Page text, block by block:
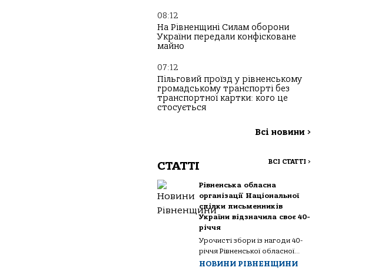
08:12
На Рівненщині Силам оборони
України передали конфісковане
майно
07:12
Пільговий проїзд у рівненському
громадському транспорті без
транспортної картки: кого це
стосується
Всі новини >
СТАТТІ ВСІ СТАТТІ >
Рівненська обласна
організації Національної
спілки письменників
України відзначила своє 40-
річчя
Урочисті збори із нагоди 40-
річчя Рівненської обласної...
НОВИНИ РІВНЕНЩИНИ